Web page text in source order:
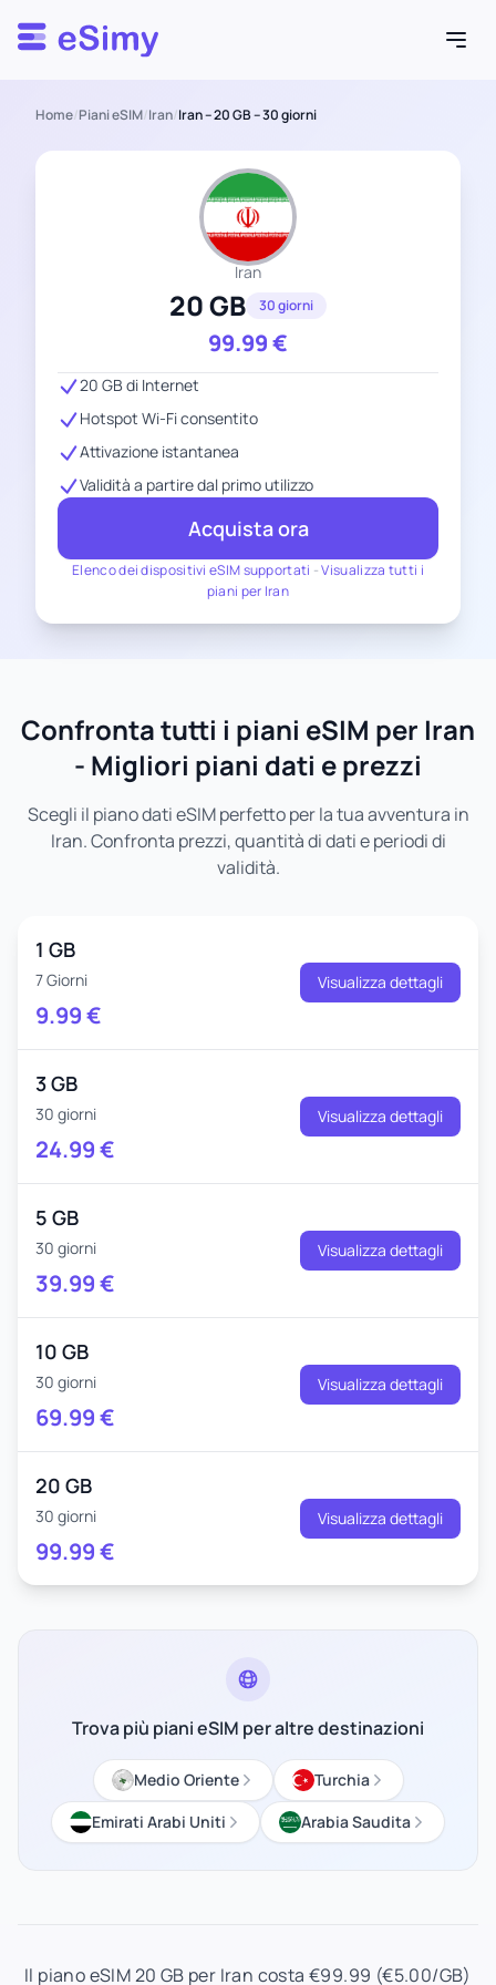
Esimy
Home/Piani eSIM/Iran/Iran – 20 GB – 30 giorni
Iran
20 GB 30 giorni
99.99€
Elenco dei dispositivi eSIM supportati -Visualizza tutti i
piani per Iran
20 GB di Internet
Hotspot Wi-Fi consentito
Attivazione istantanea
Validità a partire dal primo utilizzo
Acquista ora
Confronta tutti i piani eSIM per Iran
- Migliori piani dati e prezzi
Scegli il piano dati eSIM perfetto per la tua avventura in
Iran. Confronta prezzi, quantità di dati e periodi di
validità.
1 GB
7 Giorni
9.99€
Visualizza dettagli
3 GB
30 giorni
24.99€
Visualizza dettagli
5 GB
30 giorni
39.99€
Visualizza dettagli
10 GB
30 giorni
69.99€
Visualizza dettagli
20 GB
30 giorni
99.99€
Visualizza dettagli
Trova più piani eSIM per altre destinazioni
Medio Oriente
Turchia
Emirati Arabi Uniti
Arabia Saudita
Il piano eSIM 20 GB per Iran costa €99.99 (€5.00/GB)